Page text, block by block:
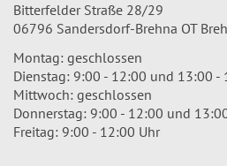
Bitterfelder Straße 28/29
06796 Sandersdorf-Brehna OT
Montag: geschlossen
Dienstag: 9:00 - 12:00 und 13:00 -
Mittwoch: geschlossen
Donnerstag: 9:00 - 12:00 und
Freitag: 9:00 - 12:00 Uhr